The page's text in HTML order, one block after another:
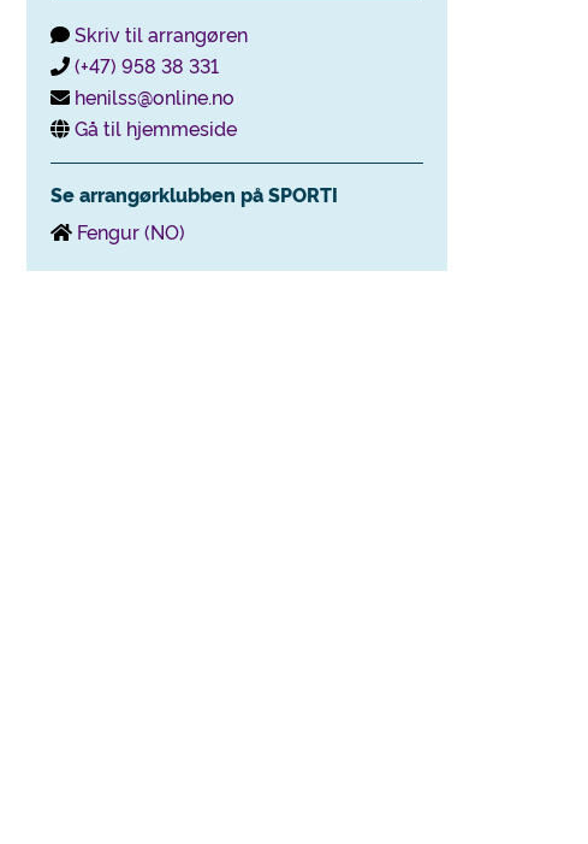
Skriv til arrangøren
(+47) 958 38 331
henilss@online.no
Gå til hjemmeside
Se arrangørklubben på SPORTI
Fengur (NO)